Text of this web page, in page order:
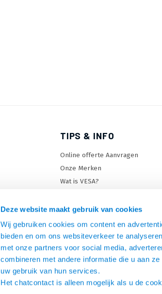
Deze website maakt gebruik van cookies
Wij gebruiken cookies om content en
bieden en om ons websiteverkeer te
met onze partners voor social media,
combineren met andere informatie die u aan
uw gebruik van hun services.
Het chatcontact is alleen mogelijk als u de
TIPS & INFO
Online offerte Aanvragen
Onze Merken
Wat is VESA?
TV standaard keuzehulp
TV lift keuzehulp
Monitorarm keuzehulp
SiteMap